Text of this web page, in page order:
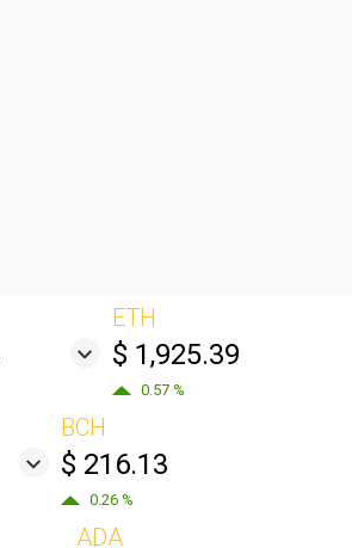
ETH
$ 1,925.39
0.57 %
BCH
$ 216.13
0.26 %
ADA